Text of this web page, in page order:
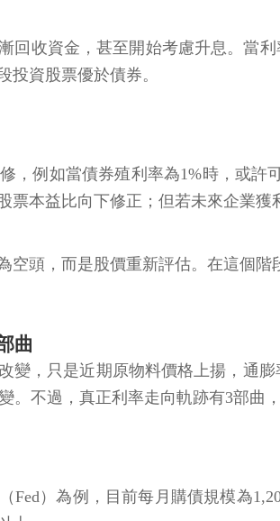
回收資金，甚至開始考慮升息。當
投資股票優於債券。
，例如當債券殖利率為1%時，或
票本益比向下修正；但若未來企業
空頭，而是股價重新評估。在這個
曲
變，只是近期原物料價格上揚，通
。不過，真正利率走向軌跡有3部曲
Fed）為例，目前每月購債規模為